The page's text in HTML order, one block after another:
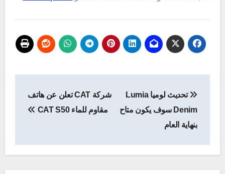
المقالات
تحديث لوميا Lumia
Denim سوف يكون متاح
بنهاية العام
شركة CAT تعلن عن هاتف
مقاوم للماء CAT S50